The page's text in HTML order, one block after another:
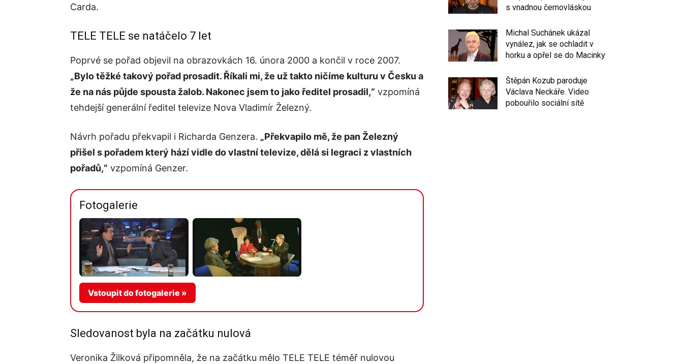
Carda.
TELE TELE se natáčelo 7 let
Poprvé se pořad objevil na obrazovkách 16. února 2000 a končil v roce 2007.
„Bylo těžké takový pořad prosadit. Říkali mi, že už takto ničíme kulturu v Česku a
že na nás půjde spousta žalob. Nakonec jsem to jako ředitel prosadil,“ vzpomíná
tehdejší generální ředitel televize Nova Vladimír Železný.
Návrh pořadu překvapil i Richarda Genzera. „Překvapilo mě, že pan Železný
přišel s pořadem který hází vidle do vlastní televize, dělá si legraci z vlastních
pořadů,“ vzpomíná Genzer.
Fotogalerie
Vstoupit do fotogalerie »
Sledovanost byla na začátku nulová
Veronika Žilková připomněla, že na začátku mělo TELE TELE téměř nulovou
s vnadnou černovláskou
Michal Suchánek ukázal
vynález, jak se ochladit v
horku a opřel se do Macinky
Štěpán Kozub paroduje
Václava Neckáře. Video
pobouřilo sociální sítě